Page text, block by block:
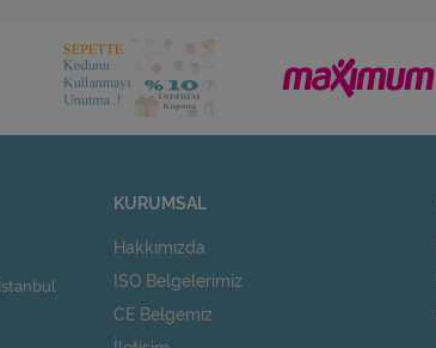
KURUMSAL
Hakkımızda
ISO Belgelerimiz
CE Belgemiz